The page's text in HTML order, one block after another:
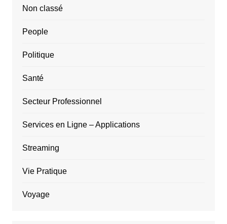
Non classé
People
Politique
Santé
Secteur Professionnel
Services en Ligne – Applications
Streaming
Vie Pratique
Voyage